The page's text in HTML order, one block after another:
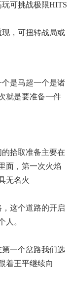
可挑战极限HITS
，可扭转战局或
是马超一个是诸
就是要准备一件
拾取准备主要在
面，第一次火焰
无名火
这个道路的开启
人。
一个岔路我们选
着王平继续向